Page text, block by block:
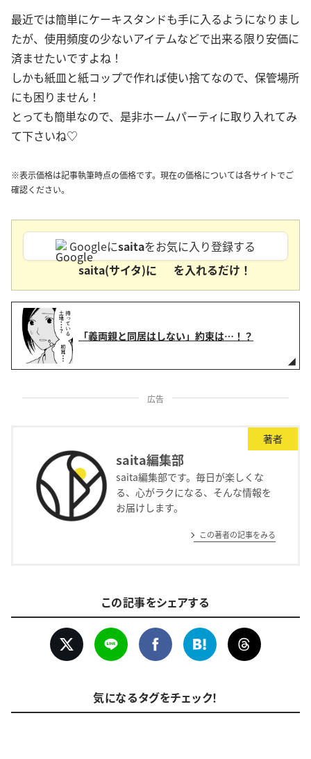
最近では簡単にケーキスタンドも手に入るようになりまし
たが、使用頻度の少ないアイテムなどで出来る限り安価に
済ませたいですよね！
しかも紙皿と紙コップで作れば使い捨てなので、保管場所
にも困りません！
とっても簡単なので、是非ホームパーティに取り入れてみ
て下さいね♡
※表示価格は記事執筆時点の価格です。現在の価格については各サイトでご
確認ください。
Googleにsaitaをお気に入り登録する
saita(サイタ)に
を入れるだけ！
「義両親と同居はしない」約束は…！？
広告
著者
saita編集部
saita編集部です。毎日が楽しくな
る、心がラクになる、そんな情報を
お届けします。
この著者の記事をみる
この記事をシェアする
気になるタグをチェック！